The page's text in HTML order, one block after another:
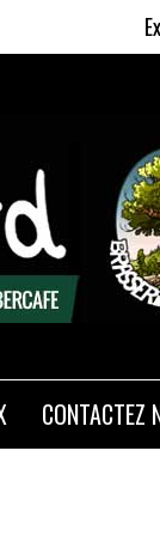
CONTACTEZ